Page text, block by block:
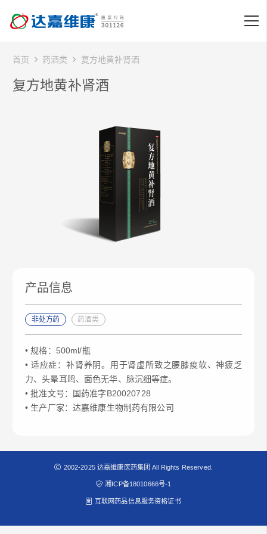
首页 药酒类 复方地黄补肾酒
复方地黄补肾酒
产品信息
非处方药 药酒类
• 规格：500ml/瓶
• 适应症：补肾养阴。用于肾虚所致之腰膝痠软、神疲乏
力、头晕耳鸣、面色无华、脉沉细等症。
• 批准文号：国药准字B20020728
• 生产厂家：达嘉维康生物制药有限公司
2002-2025 达嘉维康医药集团 All Rights Reserved.
湘ICP备18010666号-1
互联网药品信息服务资格证书